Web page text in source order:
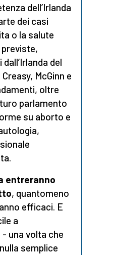
dell’Irlanda
dei casi
o la salute
del
McGinn e
oltre
parlamento
su aborto e
entreranno
, quantomeno
efficaci. E
a
una volta che
semplice